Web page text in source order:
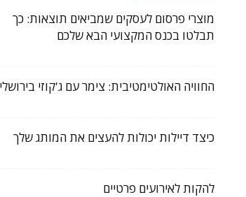
מוצרי פרסום לעסקים שמביאים תוצאות: כך
תבלטו בכנס המקצועי הבא שלכם
החוויה האולטימטיבית: צימר עם ג'קוזי
כיצד דיילות יכולות להעצים את המותג שלך
להקות לאירועים פרטיים